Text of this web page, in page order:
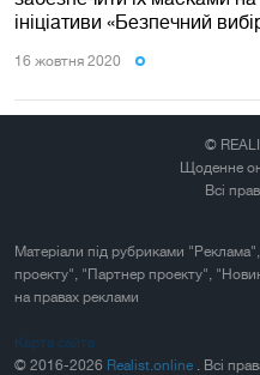
ініціативи «Безпечний
16 жовтня 2020
©
Щоденне
Всі
Матеріали під рубриками
проекту", "Партнер проекту",
на правах реклами
Карта сайта
© 2016-2026 Realist.online . Всі